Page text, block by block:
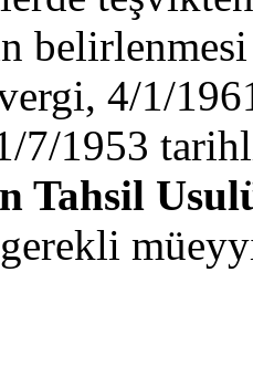
4/1/
7/1953
Tahsil